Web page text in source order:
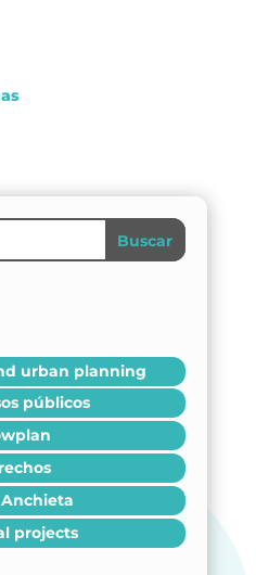
Buscar
urban planning
públicos
projects